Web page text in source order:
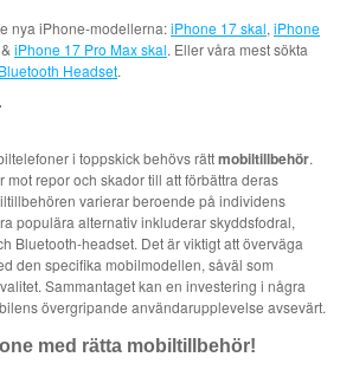
nya iPhone-modellerna:iPhone 17 skal, iPhone
& iPhone 17 Pro Max skal. Eller våra mest sökta
Bluetooth Headset.
i toppskick behövs rättmobiltillbehör.
mot repor och skador till att förbättra deras
varierar beroende på individens
populära alternativ inkluderar skyddsfodral,
Bluetooth-headset. Det är viktigt att överväga
den specifika mobilmodellen, såväl som
Sammantaget kan en investering i några
övergripande användarupplevelse avsevärt.
med rätta mobiltillbehör!